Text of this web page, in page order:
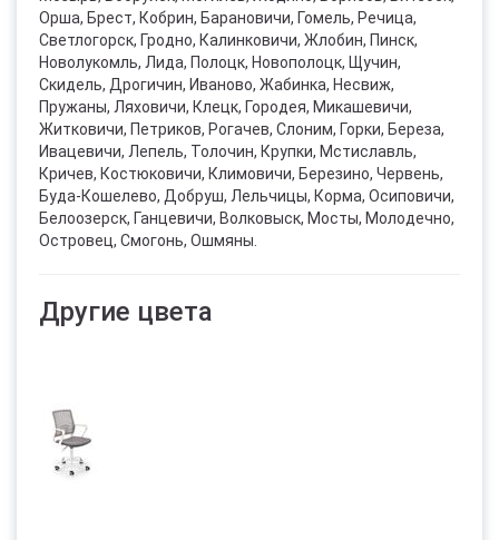
Орша, Брест, Кобрин, Барановичи, Гомель, Речица,
Светлогорск, Гродно, Калинковичи, Жлобин, Пинск,
Новолукомль, Лида, Полоцк, Новополоцк, Щучин,
Скидель, Дрогичин, Иваново, Жабинка, Несвиж,
Пружаны, Ляховичи, Клецк, Городея, Микашевичи,
Житковичи, Петриков, Рогачев, Слоним, Горки, Береза,
Ивацевичи, Лепель, Толочин, Крупки, Мстиславль,
Кричев, Костюковичи, Климовичи, Березино, Червень,
Буда-Кошелево, Добруш, Лельчицы, Корма, Осиповичи,
Белоозерск, Ганцевичи, Волковыск, Мосты, Молодечно,
Островец, Смогонь, Ошмяны.
Другие цвета